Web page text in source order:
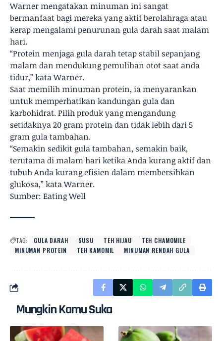
Warner mengatakan minuman ini sangat
bermanfaat bagi mereka yang aktif berolahraga atau
kerap mengalami penurunan gula darah saat malam
hari.
“Protein menjaga gula darah tetap stabil sepanjang
malam dan mendukung pemulihan otot saat anda
tidur,” kata Warner.
Saat memilih minuman protein, ia menyarankan
untuk memperhatikan kandungan gula dan
karbohidrat. Pilih produk yang mengandung
setidaknya 20 gram protein dan tidak lebih dari 5
gram gula tambahan.
“Semakin sedikit gula tambahan, semakin baik,
terutama di malam hari ketika Anda kurang aktif dan
tubuh Anda kurang efisien dalam membersihkan
glukosa,” kata Warner.
Sumber: Eating Well
TAG: GULA DARAH SUSU TEH HIJAU
TEH CHAMOMILE
MINUMAN PROTEIN
TEH KAMOMIL MINUMAN RENDAH GULA
Mungkin Kamu Suka